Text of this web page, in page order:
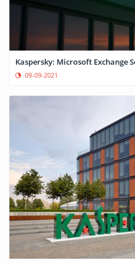
Kaspersky: Microsoft Exchange
09-09-2021